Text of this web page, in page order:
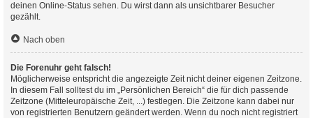
deinen Online-Status sehen. Du wirst dann als unsichtbarer Besucher
gezählt.
Nach oben
Die Forenuhr geht falsch!
Möglicherweise entspricht die angezeigte Zeit nicht deiner eigenen Zeitzone.
In diesem Fall solltest du im „Persönlichen Bereich“ die für dich passende
Zeitzone (Mitteleuropäische Zeit, ...) festlegen. Die Zeitzone kann dabei nur
von registrierten Benutzern geändert werden. Wenn du noch nicht registriert